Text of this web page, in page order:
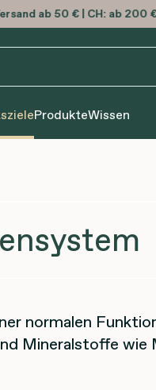
ab 50 € | CH: ab 200
ProdukteWissen
normalen
Mineralstoffe wie